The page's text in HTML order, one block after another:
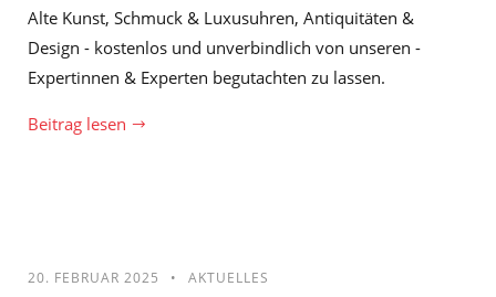
Alte Kunst, Schmuck & Luxusuhren, Antiquitäten &
Design - kostenlos und unverbindlich von unseren ­
Expertinnen & Experten begutachten zu lassen.
Beitrag lesen
20. FEBRUAR 2025 AKTUELLES